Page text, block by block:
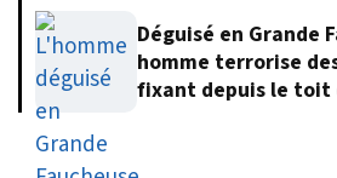
Déguisé en Grande
homme terrorise
fixant depuis le toit